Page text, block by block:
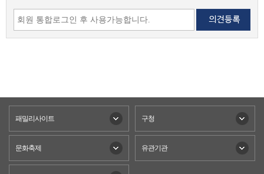
패밀리사이트 구청
문화축제 유관기관